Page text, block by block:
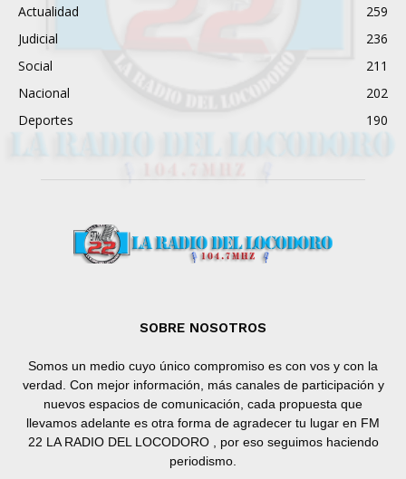
Actualidad
259
Judicial
236
Social
211
Nacional
202
Deportes
190
SOBRE NOSOTROS
Somos un medio cuyo único compromiso es con vos y con la
verdad. Con mejor información, más canales de participación y
nuevos espacios de comunicación, cada propuesta que
llevamos adelante es otra forma de agradecer tu lugar en FM
22 LA RADIO DEL LOCODORO , por eso seguimos haciendo
periodismo.